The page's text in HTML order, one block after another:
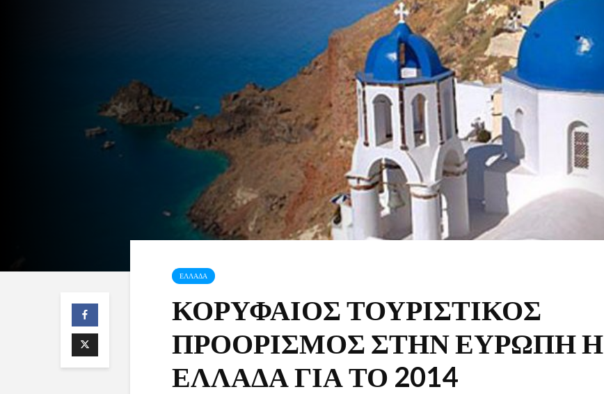
ΕΛΛΑΔΑ
ΚΟΡΥΦΑΙΟΣ ΤΟΥΡΙΣΤΙΚΟΣ
ΠΡΟΟΡΙΣΜΟΣ ΣΤΗΝ ΕΥΡΩΠΗ Η
ΕΛΛΑΔΑ ΓΙΑ ΤΟ 2014